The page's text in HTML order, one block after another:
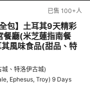
已售 100+人
包】土耳其9天精彩
餐廳(米芝蓮指南餐
風味食品(甜品、特
、特洛伊古城)
Ephesus, Troy) 9 Days